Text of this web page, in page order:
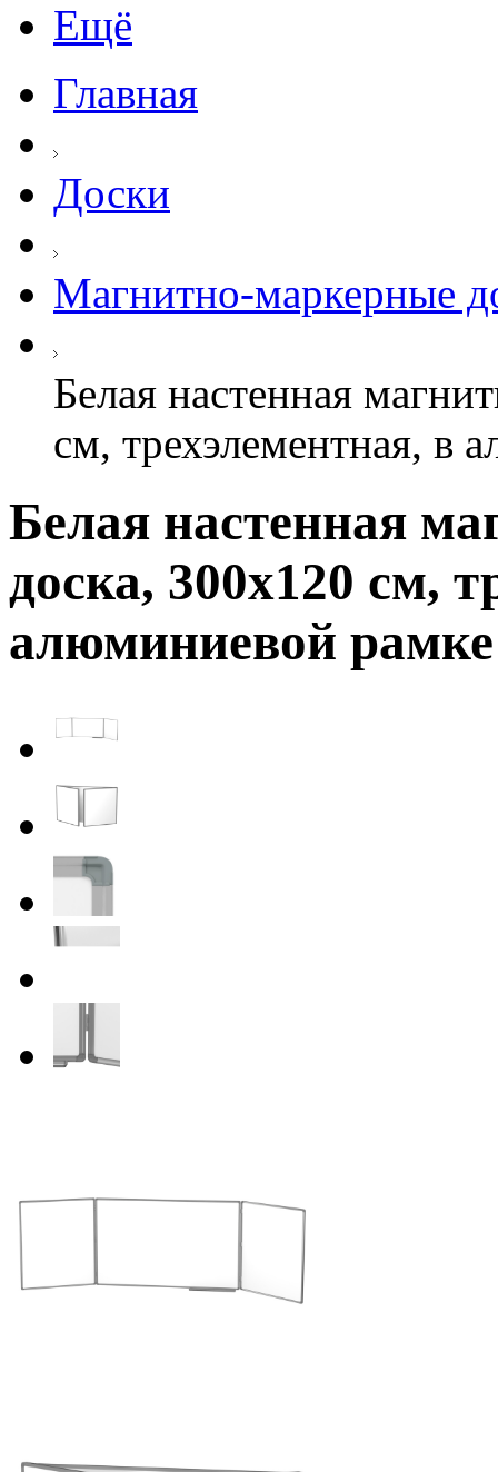
Ещё
Главная
Доски
Магнитно-маркерные
Белая настенная
см, трехэлементная, в
Белая настенная
доска, 300х120 см,
алюминиевой рамке